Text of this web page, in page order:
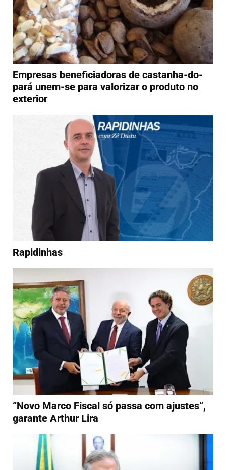
Empresas beneficiadoras de castanha-do-
pará unem-se para valorizar o produto no
exterior
Rapidinhas
“Novo Marco Fiscal só passa com ajustes”,
garante Arthur Lira